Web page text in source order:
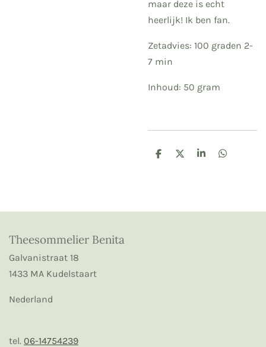
maar deze is echt
heerlijk! Ik ben fan.
Zetadvies: 100 graden 2-
7 min
Inhoud: 50 gram
D
D
S
D
Theesommelier Benita
Galvanistraat 18
1433 MA Kudelstaart
Nederland
tel. 06-14754239